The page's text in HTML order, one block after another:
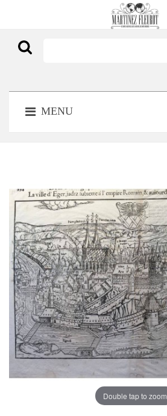
MENU
Double tap to zoom